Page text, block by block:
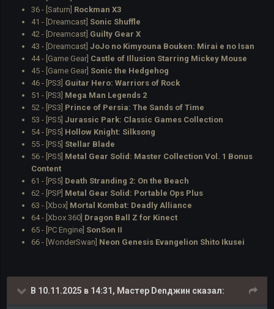
36 - [Saturn] Rockman X3
41 - [Dreamcast] Sonic Shuffle
42 - [Dreamcast] Guilty Gear X
43 - [Dreamcast] JoJo no Kimyouna Bouken: Mirai e no Isan
44 - [Game Gear] Castle of Illusion Starring Mickey Mouse
45 - [Game Gear] Sonic the Hedgehog
46 - [PS3] Guitar Hero: Warriors of Rock
51 - [PS3] Mega Man Legends 2
52 - [PS3] Prince of Persia: The Sands of Time
53 - [PS5] Jurassic Park: Classic Games Collection
54 - [PS5] Hollow Knight: Silksong
55 - [PS5] Stellar Blade
56 - [PS5] Metal Gear Solid: Master Collection Vol. 1 Bonus
Content
61 - [PS5] Death Stranding 2: On the Beach
62 - [PSP] Metal Gear Solid: Portable Ops Plus
63 - [Xbox] Mortal Kombat: Deadly Alliance
64 - [Xbox 360] Dragon Ball Z for Kinect
65 - [PC Engine] SonSon II
66 - [WonderSwan] Neon Genesis Evangelion Shito Ikusei
В 10.11.2025 в 14:31, Мастер Denджин сказал: